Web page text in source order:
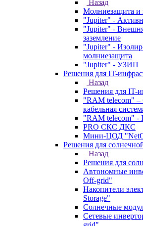
Назад
Молниезащита и
"Jupiter" -
"Jupiter" -
заземление
"Jupiter" -
молниезащита
"Jupiter" - УЗИП
Решения для IT-
Назад
Решения для IT-
"RAM telecom" –
кабельная
"RAM telecom" -
PRO СКС ДКС
Мини-ЦОД
Решения для
Назад
Решения для
Автономные
Off-grid"
Накопители
Storage"
Солнечные
Сетевые